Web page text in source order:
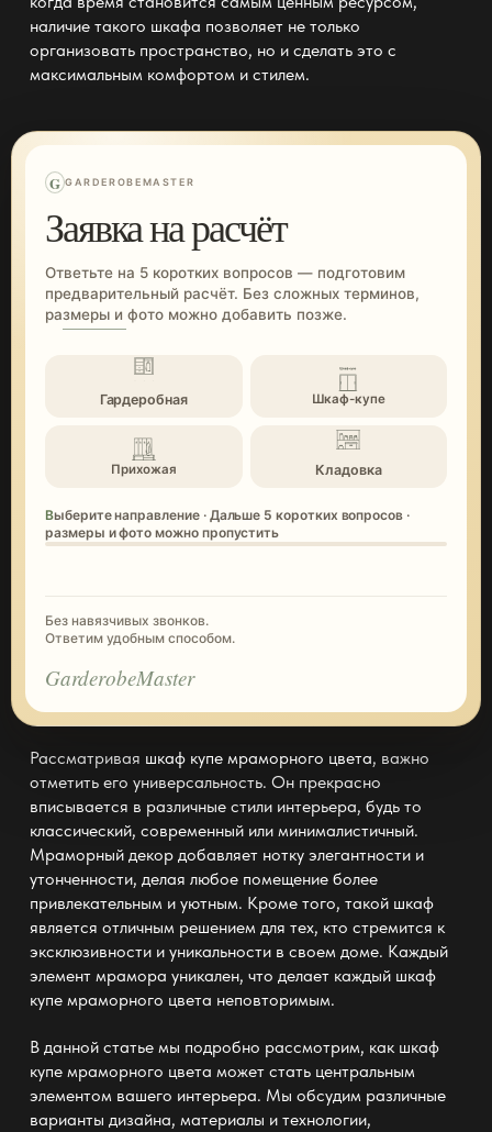
наличие такого шкафа позволяет не только
организовать пространство, но и сделать это с
максимальным комфортом и стилем.
G GARDEROBEMASTER
Заявка на расчёт
Ответьте на 5 коротких вопросов — подготовим
предварительный расчёт. Без сложных терминов,
размеры и фото можно добавить позже.
Гардеробная Шкаф-купе
Прихожая Кладовка
Выберите направление · Дальше 5 коротких вопросов ·
размеры и фото можно пропустить
Без навязчивых звонков.
Ответим удобным способом.
GarderobeMaster
Рассматривая шкаф купе мраморного цвета, важно
отметить его универсальность. Он прекрасно
вписывается в различные стили интерьера, будь то
классический, современный или минималистичный.
Мраморный декор добавляет нотку элегантности и
утонченности, делая любое помещение более
привлекательным и уютным. Кроме того, такой шкаф
является отличным решением для тех, кто стремится к
эксклюзивности и уникальности в своем доме. Каждый
элемент мрамора уникален, что делает каждый шкаф
купе мраморного цвета неповторимым.
В данной статье мы подробно рассмотрим, как шкаф
купе мраморного цвета может стать центральным
элементом вашего интерьера. Мы обсудим различные
варианты дизайна, материалы и технологии,